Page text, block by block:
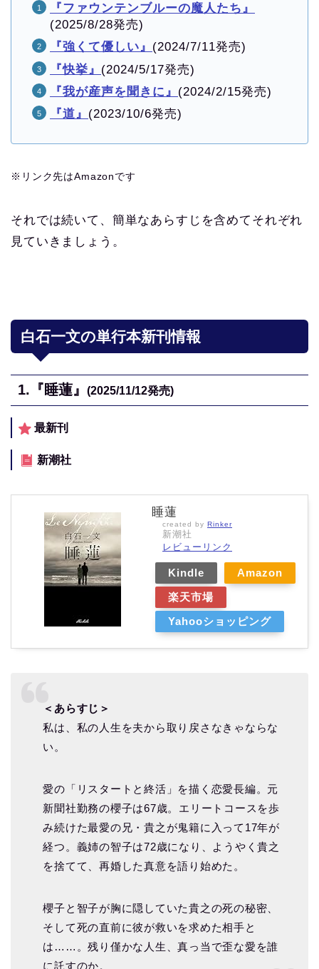
『ファウンテンブルーの魔人たち』
(2025/8/28発売)
『強くて優しい』 (2024/7/11発売)
『快挙』 (2024/5/17発売)
『我が産声を聞きに』 (2024/2/15発売)
『道』 (2023/10/6発売)
※リンク先はAmazonです
それでは続いて、簡単なあらすじを含めてそれぞれ
見ていきましょう。
白石一文の単行本新刊情報
1. 『睡蓮』 (2025/11/12発売)
最新刊
新潮社
睡蓮
created by Rinker
新潮社
レビューリンク
Kindle
Amazon
楽天市場
Yahooショッピング
＜あらすじ＞
私は、私の人生を夫から取り戻さなきゃならな
い。
愛の「リスタートと終活」を描く恋愛長編。元
新聞社勤務の櫻子は67歳。エリートコースを歩
み続けた最愛の兄・貴之が鬼籍に入って17年が
経つ。義姉の智子は72歳になり、ようやく貴之
を捨てて、再婚した真意を語り始めた。
櫻子と智子が胸に隠していた貴之の死の秘密、
そして死の直前に彼が救いを求めた相手と
は……。残り僅かな人生、真っ当で歪な愛を誰
に託すのか。